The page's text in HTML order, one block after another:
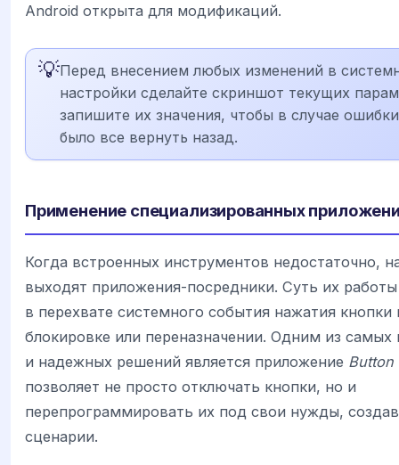
Android открыта для модификаций.
💡Перед внесением любых изменений в
настройки сделайте скриншот текущих
запишите их значения, чтобы в случае
было все вернуть назад.
Применение специализированных
Когда встроенных инструментов недостаточно,
выходят приложения-посредники. Суть их работы
в перехвате системного события нажатия кнопки
блокировке или переназначении. Одним из самых
и надежных решений является приложение Button
позволяет не просто отключать кнопки, но и
перепрограммировать их под свои нужды,
сценарии.